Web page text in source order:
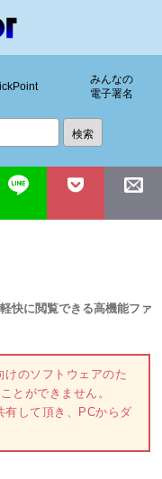
みんなの
電子署名
快に閲覧できる高機能ファ
けのソフトウェアのた
とができません。
有して頂き、PCからダ